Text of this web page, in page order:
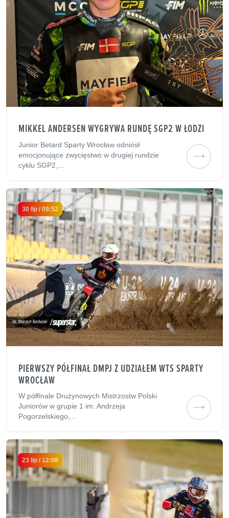
MIKKEL ANDERSEN WYGRYWA RUNDĘ SGP2 W ŁODZI
Junior Betard Sparty Wrocław odniósł
emocjonujące zwycięstwo w drugiej rundzie
cyklu SGP2,...
30 lip / 09:52
PIERWSZY PÓŁFINAŁ DMPJ Z UDZIAŁEM WTS SPARTY
WROCŁAW
W półfinale Drużynowych Mistrzostw Polski
Juniorów w grupie 1 im. Andrzeja
Pogorzelskiego,...
23 lip / 12:08